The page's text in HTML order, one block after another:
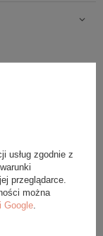
upominek. Do
ze skóry
i wzory
usług zgodnie z
przeglądarce.
można
Google